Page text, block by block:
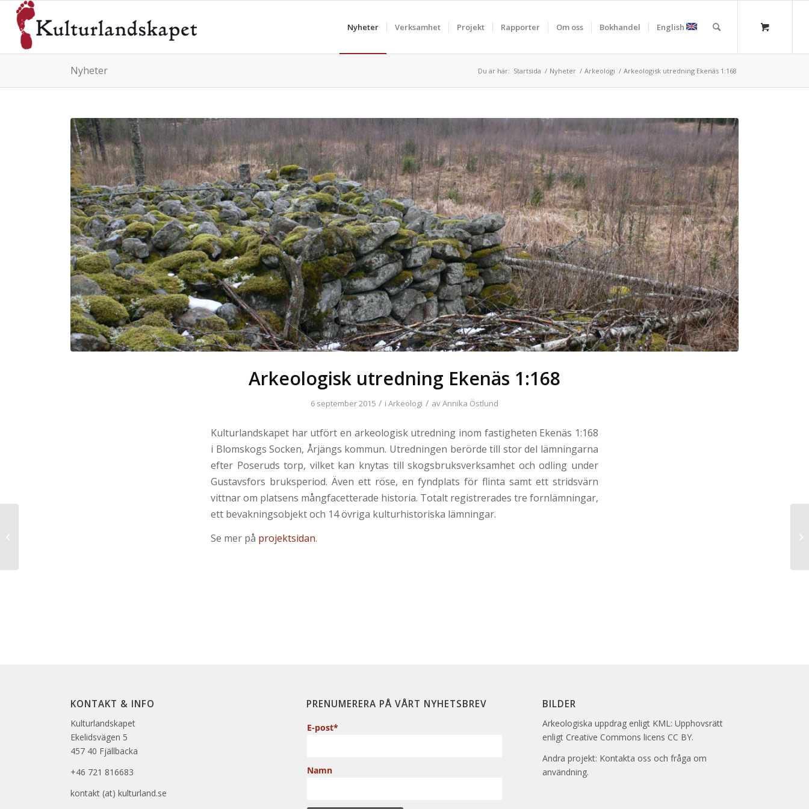
Nyheter Verksamhet Projekt Rapporter Om oss Bokhandel English
Nyheter Du är här: Startsida / Nyheter / Arkeologi / Arkeologisk utredning Ekenäs 1:168
Arkeologisk utredning Ekenäs 1:168
6 september 2015 / i Arkeologi / avAnnika Östlund
Kulturlandskapet har utfört en arkeologisk utredning inom fastigheten Ekenäs 1:168
i Blomskogs Socken, Årjängs kommun. Utredningen berörde till stor del lämningarna
efter Poseruds torp, vilket kan knytas till skogsbruksverksamhet och odling under
Gustavsfors bruksperiod. Även ett röse, en fyndplats för flinta samt ett stridsvärn
vittnar om platsens mångfacetterade historia. Totalt registrerades tre fornlämningar,
ett bevakningsobjekt och 14 övriga kulturhistoriska lämningar.
Se mer på projektsidan.
KONTAKT & INFO
Kulturlandskapet
Ekelidsvägen 5
457 40 Fjällbacka
+46 721 816683
kontakt (at) kulturland.se
PRENUMERERA PÅ VÅRT NYHETSBREV
E-post*
Namn
BILDER
Arkeologiska uppdrag enligt KML: Upphovsrätt
enligt Creative Commons licens CC BY.
Andra projekt: Kontakta oss och fråga om
användning.